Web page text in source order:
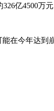
亿4500万
在今年达到